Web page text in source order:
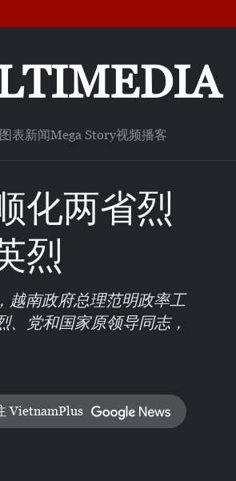
图表新闻Mega Story视频播客
化两省烈
烈
越南政府总理范明政率工
党和国家原领导同志，
VietnamPlus